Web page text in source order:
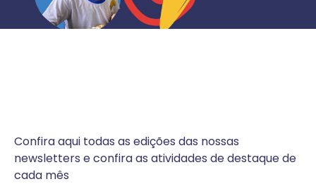
Confira aqui todas as edições das nossas
newsletters e confira as atividades de destaque de
cada mês